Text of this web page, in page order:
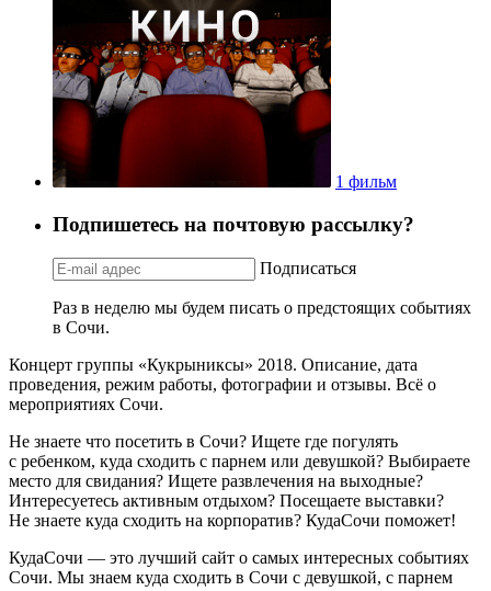
1 фильм
Подпишетесь на почтовую рассылку?
Подписаться
Раз в неделю мы будем писать о предстоящих событиях
в Сочи.
Концерт группы «Кукрыниксы» 2018. Описание, дата
проведения, режим работы, фотографии и отзывы. Всё о
мероприятиях Сочи.
Не знаете что посетить в Сочи? Ищете где погулять
с ребенком, куда сходить с парнем или девушкой? Выбираете
место для свидания? Ищете развлечения на выходные?
Интересуетесь активным отдыхом? Посещаете выставки?
Не знаете куда сходить на корпоратив? КудаСочи поможет!
КудаСочи — это лучший сайт о самых интересных событиях
Сочи. Мы знаем куда сходить в Сочи с девушкой, с парнем